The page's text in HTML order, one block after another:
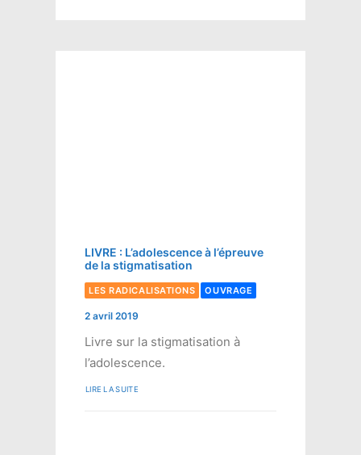
LIVRE : L’adolescence à l’épreuve
de la stigmatisation
LES RADICALISATIONS OUVRAGE
2 avril 2019
Livre sur la stigmatisation à
l’adolescence.
LIRE LA SUITE